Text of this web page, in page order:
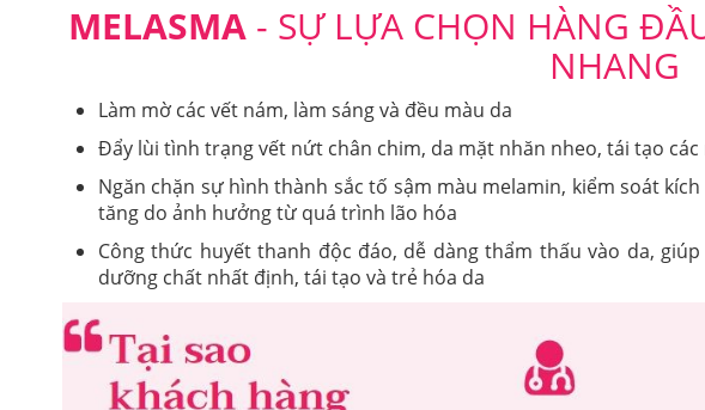
MELASMA - SỰ LỰA CHỌN HÀNG
NHANG
Làm mờ các vết nám, làm sáng và đều màu da
Đẩy lùi tình trạng vết nứt chân chim, da mặt nhăn nheo, tái tạo các
Ngăn chặn sự hình thành sắc tố sậm màu melamin, kiểm soát
tăng do ảnh hưởng từ quá trình lão hóa
Công thức huyết thanh độc đáo, dễ dàng thẩm thấu vào da,
dưỡng chất nhất định, tái tạo và trẻ hóa da